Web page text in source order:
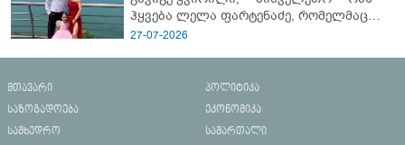
ჰყვება ლელა ფარტენაძე, რომელმაც
ბათუმში 16 წლის ბიჭი ზღვაში
27-07-2026
მთავარი
პოლიტიკა
საზოგადოება
ეკონომიკა
სამხედრო
სამართალი